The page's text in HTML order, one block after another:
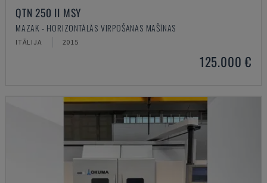
QTN 250 II MSY
MAZAK - HORIZONTĀLĀS VIRPOŠANAS MAŠĪNAS
ITĀLIJA 2015
125.000 €